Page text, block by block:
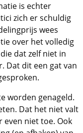
is echter
zich er schuldig
wees
over het volledig
dat zelf niet in
Dat dit een gat van
worden genageld.
Dat het niet valt
even niet toe. Ook